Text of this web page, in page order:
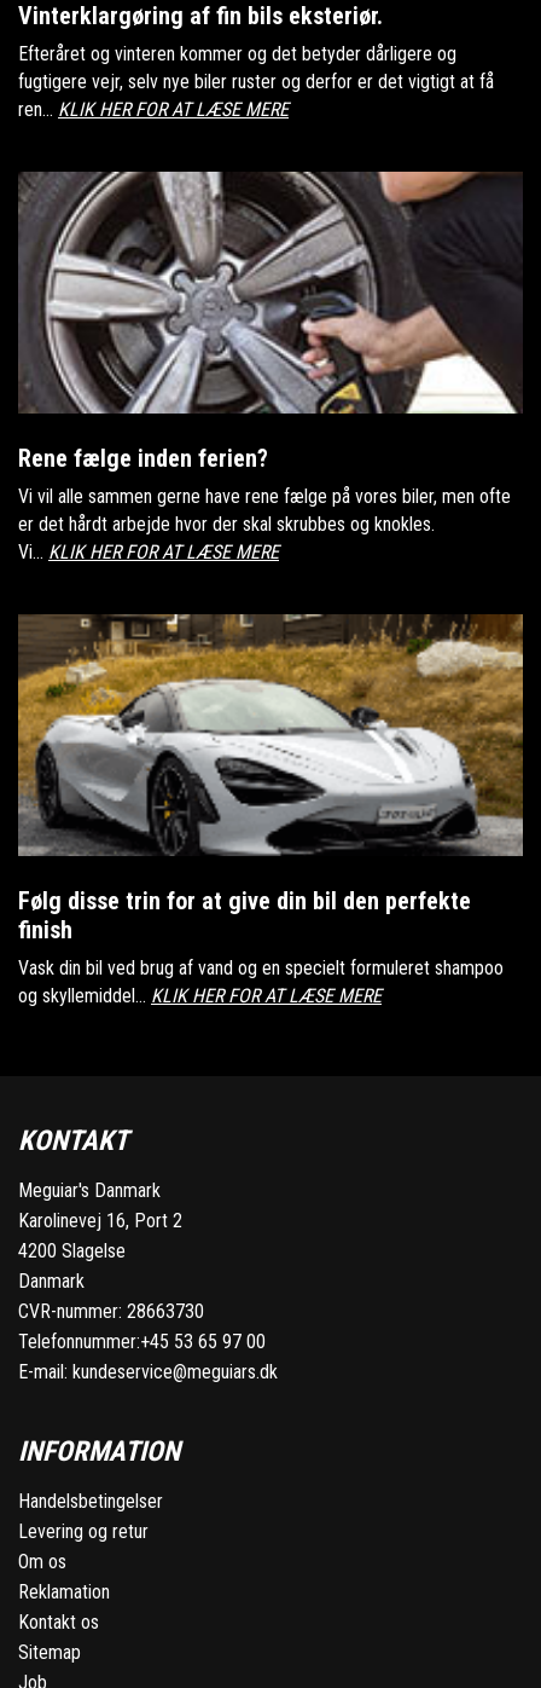
Vinterklargøring af fin bils eksteriør.
Efteråret og vinteren kommer og det betyder dårligere og
fugtigere vejr, selv nye biler ruster og derfor er det vigtigt at få
ren... KLIK HER FOR AT LÆSE MERE
Rene fælge inden ferien?
Vi vil alle sammen gerne have rene fælge på vores biler, men ofte
er det hårdt arbejde hvor der skal skrubbes og knokles.
Vi... KLIK HER FOR AT LÆSE MERE
Følg disse trin for at give din bil den perfekte
finish
Vask din bil ved brug af vand og en specielt formuleret shampoo
og skyllemiddel... KLIK HER FOR AT LÆSE MERE
KONTAKT
Meguiar's Danmark
Karolinevej 16, Port 2
4200 Slagelse
Danmark
CVR-nummer: 28663730
Telefonnummer:+45 53 65 97 00
E-mail: kundeservice@meguiars.dk
INFORMATION
Handelsbetingelser
Levering og retur
Om os
Reklamation
Kontakt os
Sitemap
Job